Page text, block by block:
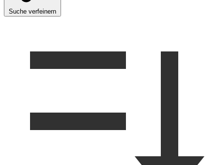
Suche verfeinern